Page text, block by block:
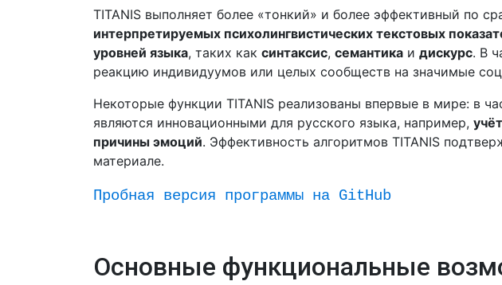
TITANIS выполняет более «тонкий» и более эффективный по
интерпретируемых психолингвистических текстовых
уровней языка, таких как синтаксис, семантика и дискурс. В
реакцию индивидуумов или целых сообществ на значимые
Некоторые функции TITANIS реализованы впервые в мире: в
являются инновационными для русского языка, например,
причины эмоций. Эффективность алгоритмов TITANIS
материале.
Пробная версия программы на GitHub
Основные функциональные